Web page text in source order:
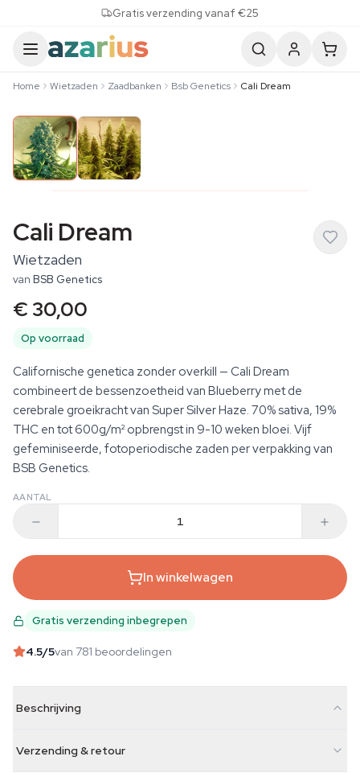
Gratis verzending vanaf €25
Home Wietzaden Zaadbanken Bsb Genetics Cali Dream
Cali Dream
Wietzaden
van BSB Genetics
€ 30,00
Op voorraad
Californische genetica zonder overkill — Cali Dream
combineert de bessenzoetheid van Blueberry met de
cerebrale groeikracht van Super Silver Haze. 70% sativa, 19%
THC en tot 600g/m² opbrengst in 9-10 weken bloei. Vijf
gefeminiseerde, fotoperiodische zaden per verpakking van
BSB Genetics.
AANTAL
In winkelwagen
Gratis verzending inbegrepen
4.5/5van 781 beoordelingen
Beschrijving
Verzending & retour